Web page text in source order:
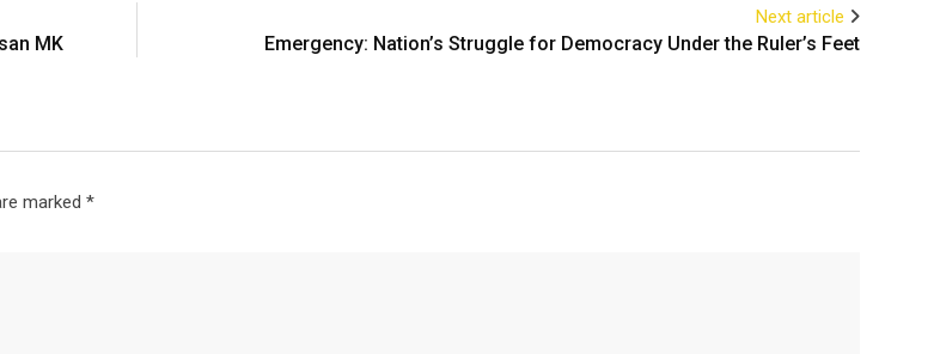
MK
Next article
Emergency: Nation’s Struggle for Democracy Under the Ruler’s Feet
marked *